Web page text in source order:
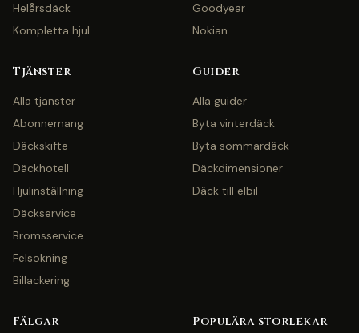
Helårsdäck
Kompletta hjul
Goodyear
Nokian
Tjänster
Alla tjänster
Abonnemang
Däckskifte
Däckhotell
Hjulinställning
Däckservice
Bromsservice
Felsökning
Billackering
Guider
Alla guider
Byta vinterdäck
Byta sommardäck
Däckdimensioner
Däck till elbil
Fälgar Populära storlekar